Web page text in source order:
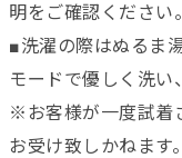
明をご確認ください。
■洗濯の際はぬるま
モードで優しく洗い
※お客様が一度試着
お受け致しかねます。